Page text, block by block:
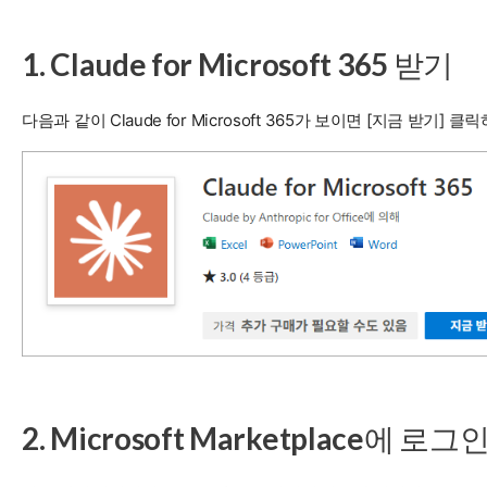
1. Claude for Microsoft 365 받기
다음과 같이 Claude for Microsoft 365가 보이면 [지금 받기] 클릭
2. Microsoft Marketplace에 로그인